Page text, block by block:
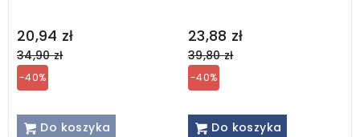
20,94 zł
Regular
price
34,90 zł
-40%
Do koszyka
23,88 zł
Regular
price
39,80 zł
-40%
Do koszyka